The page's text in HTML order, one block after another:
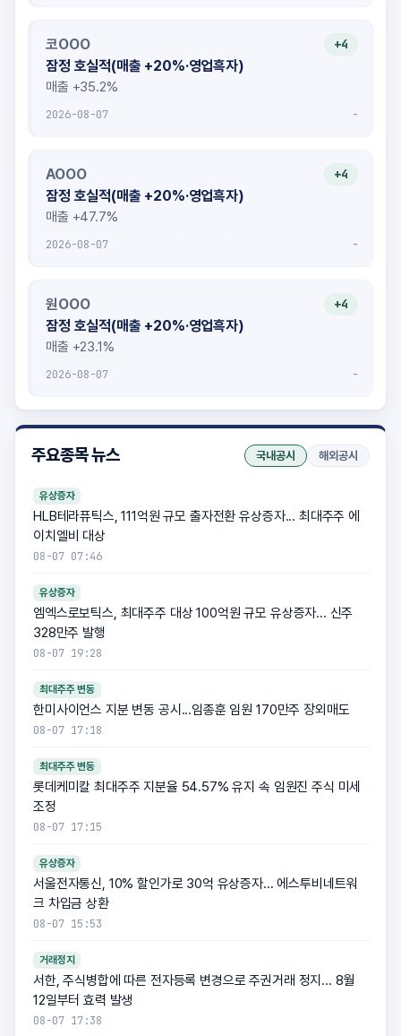
코OOO +4
잠정 호실적(매출 +20%·영업흑자)
매출 +35.2%
2026-08-07 -
AOOO +4
잠정 호실적(매출 +20%·영업흑자)
매출 +47.7%
2026-08-07 -
원OOO +4
잠정 호실적(매출 +20%·영업흑자)
매출 +23.1%
2026-08-07 -
주요종목 뉴스 국내공시 해외공시
유상증자
HLB테라퓨틱스, 111억원 규모 출자전환 유상증자... 최대주주 에
이치엘비 대상
08-07 07:46
유상증자
엠엑스로보틱스, 최대주주 대상 100억원 규모 유상증자... 신주
328만주 발행
08-07 19:28
최대주주 변동
한미사이언스 지분 변동 공시...임종훈 임원 170만주 장외매도
08-07 17:18
최대주주 변동
롯데케미칼 최대주주 지분율 54.57% 유지 속 임원진 주식 미세
조정
08-07 17:15
유상증자
서울전자통신, 10% 할인가로 30억 유상증자... 에스투비네트워
크 차입금 상환
08-07 15:53
거래정지
서한, 주식병합에 따른 전자등록 변경으로 주권거래 정지... 8월
12일부터 효력 발생
08-07 17:38